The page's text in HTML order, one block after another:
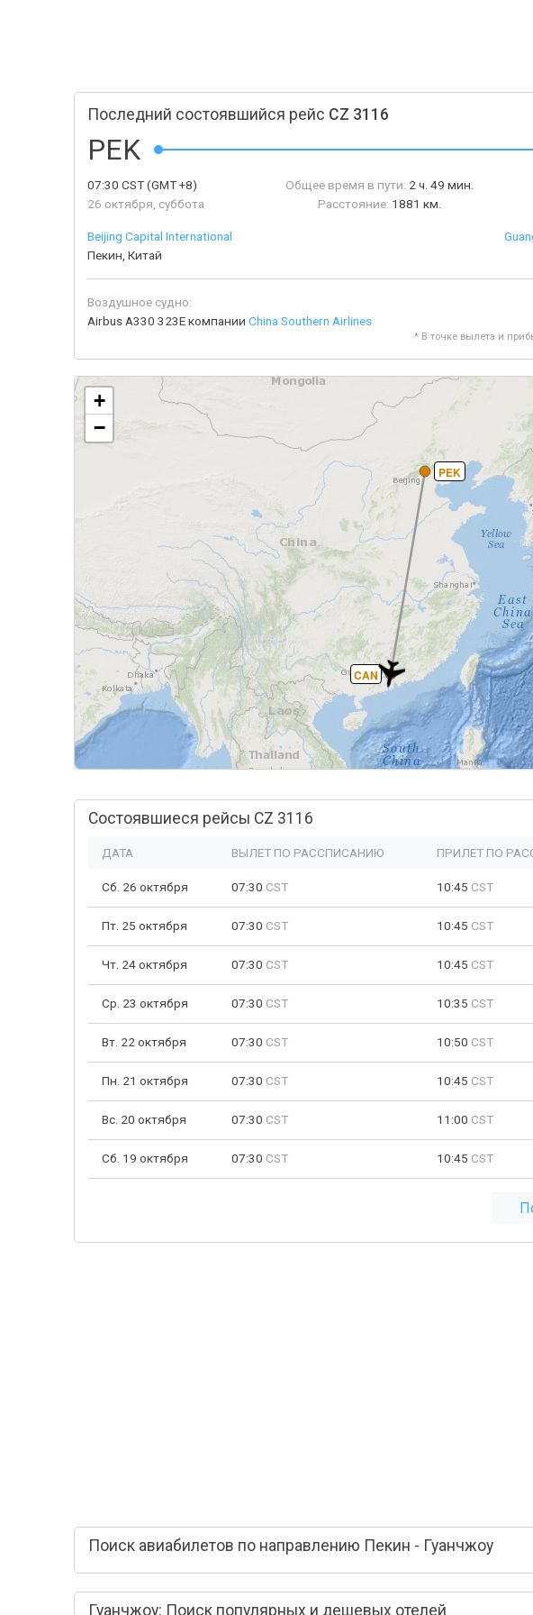
Последний состоявшийся рейс CZ 3116
PEK
07:30 CST(GMT +8)
26 октября, суббота
Общее время в пути: 2 ч. 49 мин.
Расстояние: 1881 км.
Beijing Capital International
Пекин, Китай
Воздушное судно:
Airbus A330 323E компании China Southern Airlines
* В точке вылета и
PEK
CAN
+
−
Состоявшиеся рейсы CZ 3116
ДАТА ВЫЛЕТ ПО РАССПИСАНИЮ ПРИЛЕТ ПО
Сб. 26 октября 07:30 CST 10:45 CST
Пт. 25 октября 07:30 CST 10:45 CST
Чт. 24 октября 07:30 CST 10:45 CST
Ср. 23 октября 07:30 CST 10:35 CST
Вт. 22 октября 07:30 CST 10:50 CST
Пн. 21 октября 07:30 CST 10:45 CST
Вс. 20 октября 07:30 CST 11:00 CST
Сб. 19 октября 07:30 CST 10:45 CST
Поиск авиабилетов по направлению Пекин - Гуанчжоу
Гуанчжоу: Поиск популярных и дешевых отелей